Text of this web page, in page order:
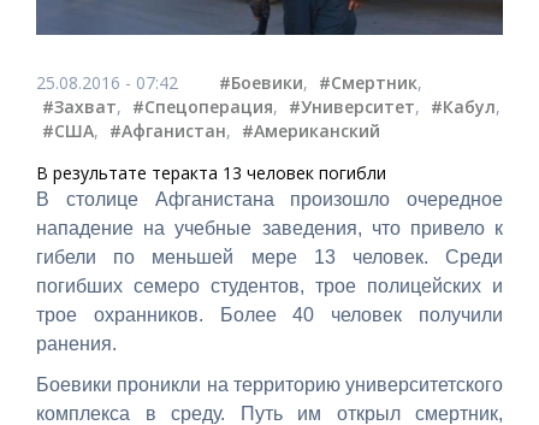
25.08.2016 - 07:42 #Боевики, #Смертник,
#Захват, #Спецоперация, #Университет, #Кабул,
#США, #Афганистан, #Американский
В результате теракта 13 человек погибли
В столице Афганистана произошло очередное
нападение на учебные заведения, что привело к
гибели по меньшей мере 13 человек. Среди
погибших семеро студентов, трое полицейских и
трое охранников. Более 40 человек получили
ранения.
Боевики проникли на территорию университетского
комплекса в среду. Путь им открыл смертник,